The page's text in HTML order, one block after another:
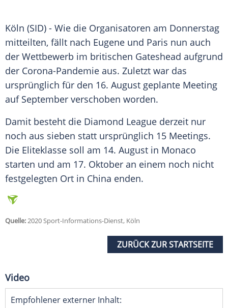
Köln (SID) - Wie die Organisatoren am Donnerstag
mitteilten, fällt nach Eugene und Paris nun auch
der Wettbewerb im britischen Gateshead aufgrund
der Corona-Pandemie aus. Zuletzt war das
ursprünglich für den 16. August geplante Meeting
auf September verschoben worden.
Damit besteht die Diamond League derzeit nur
noch aus sieben statt ursprünglich 15 Meetings.
Die Eliteklasse soll am 14. August in Monaco
starten und am 17. Oktober an einem noch nicht
festgelegten Ort in China enden.
Quelle:2020 Sport-Informations-Dienst, Köln
ZURÜCK ZUR STARTSEITE
Video
Empfohlener externer Inhalt: